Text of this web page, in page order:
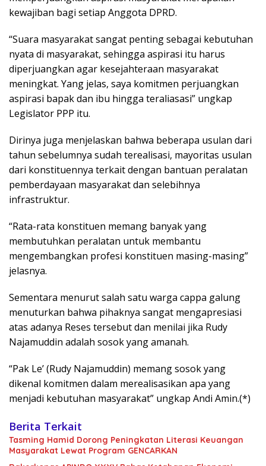
kewajiban bagi setiap Anggota DPRD.
“Suara masyarakat sangat penting sebagai kebutuhan
nyata di masyarakat, sehingga aspirasi itu harus
diperjuangkan agar kesejahteraan masyarakat
meningkat. Yang jelas, saya komitmen perjuangkan
aspirasi bapak dan ibu hingga teraliasasi” ungkap
Legislator PPP itu.
Dirinya juga menjelaskan bahwa beberapa usulan dari
tahun sebelumnya sudah terealisasi, mayoritas usulan
dari konstituennya terkait dengan bantuan peralatan
pemberdayaan masyarakat dan selebihnya
infrastruktur.
“Rata-rata konstituen memang banyak yang
membutuhkan peralatan untuk membantu
mengembangkan profesi konstituen masing-masing”
jelasnya.
Sementara menurut salah satu warga cappa galung
menuturkan bahwa pihaknya sangat mengapresiasi
atas adanya Reses tersebut dan menilai jika Rudy
Najamuddin adalah sosok yang amanah.
“Pak Le’ (Rudy Najamuddin) memang sosok yang
dikenal komitmen dalam merealisasikan apa yang
menjadi kebutuhan masyarakat” ungkap Andi Amin.(*)
Berita Terkait
Tasming Hamid Dorong Peningkatan Literasi Keuangan
Masyarakat Lewat Program GENCARKAN